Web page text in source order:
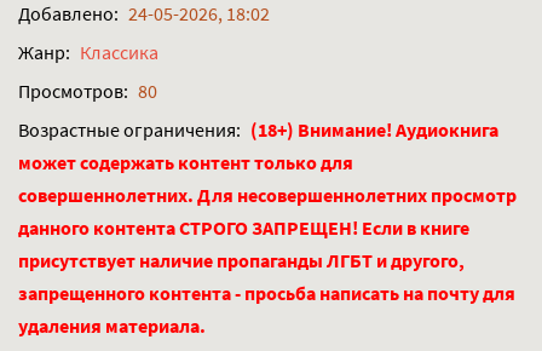
Добавлено: 24-05-2026, 18:02
Жанр: Классика
Просмотров: 80
Возрастные ограничения: (18+) Внимание! Аудиокнига
может содержать контент только для
совершеннолетних. Для несовершеннолетних просмотр
данного контента СТРОГО ЗАПРЕЩЕН! Если в книге
присутствует наличие пропаганды ЛГБТ и другого,
запрещенного контента - просьба написать на почту для
удаления материала.